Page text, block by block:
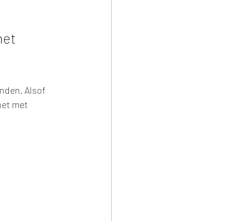
Alsof
met